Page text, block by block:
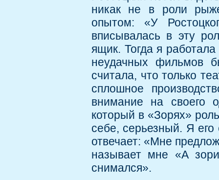
никак не в роли
опытом: «У
вписывалась в эту
ящик. Тогда я
неудачных фильмов
считала, что только
сплошное
внимание на своего
который в «Зорях»
себе, серьезный. Я
отвечает: «Мне
называет мне «А
снимался».